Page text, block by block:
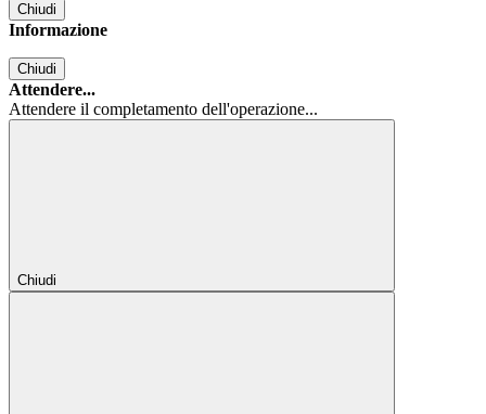
Chiudi
Informazione
Chiudi
Attendere...
Attendere il completamento dell'operazione...
Chiudi